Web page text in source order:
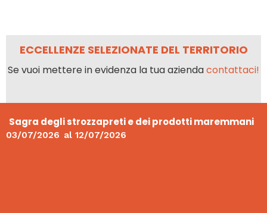
ECCELLENZE SELEZIONATE DEL TERRITORIO
Se vuoi mettere in evidenza la tua aziendacontattaci!
Sagra degli strozzapreti e dei prodotti maremmani
03/07/2026 al 12/07/2026